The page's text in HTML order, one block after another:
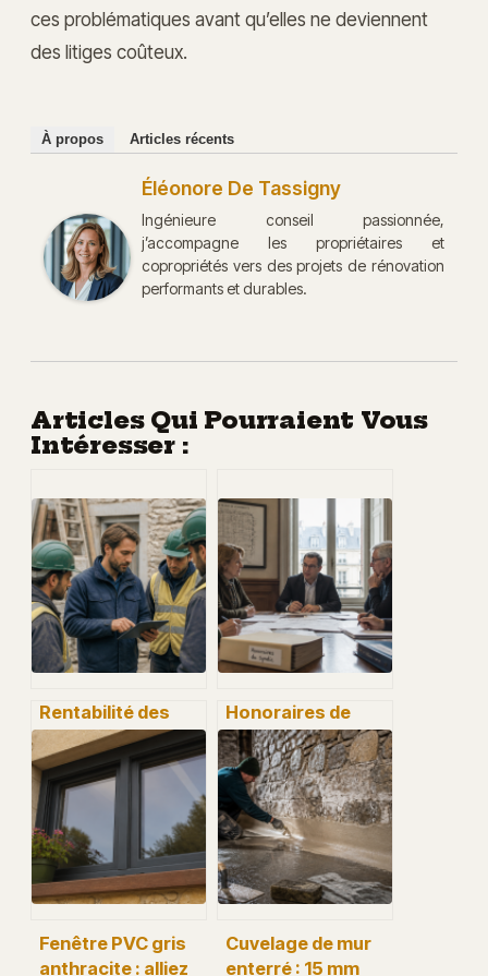
ces problématiques avant qu’elles ne deviennent
des litiges coûteux.
À propos Articles récents
Éléonore De Tassigny
Ingénieure conseil passionnée,
j’accompagne les propriétaires et
copropriétés vers des projets de rénovation
performants et durables.
Articles Qui Pourraient Vous
Intéresser :
Rentabilité des
travaux :
comment piloter
vos chantiers
sans sacrifier vos
marges
Honoraires de
syndic sur travaux
: 3 règles pour
éviter les
surfacturations
Fenêtre PVC gris
anthracite : alliez
Cuvelage de mur
enterré : 15 mm